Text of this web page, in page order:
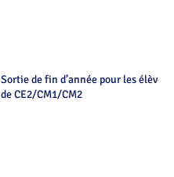
Sortie de fin d’année pour les élèves
de CE2/CM1/CM2